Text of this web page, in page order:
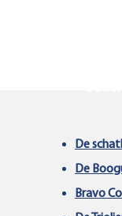
De
De
Bravo